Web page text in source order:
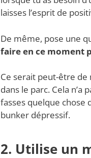
laisses l’esprit de
De même, pose une
faire en ce moment
Ce serait peut-être de
dans le parc. Cela n’a
fasses quelque
bunker dépressif.
2. Utilise un